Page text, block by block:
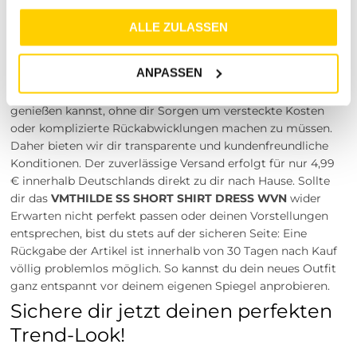
gesammelt haben.
ALLE ZULASSEN
ANPASSEN
Deine Einkaufs-Vorteile: Fairer
Versand und entspannte
Rückgabe
Wir möchten, dass du deinen Einkauf in vollen Zügen
genießen kannst, ohne dir Sorgen um versteckte Kosten
oder komplizierte Rückabwicklungen machen zu müssen.
Daher bieten wir dir transparente und kundenfreundliche
Konditionen. Der zuverlässige Versand erfolgt für nur 4,99
€ innerhalb Deutschlands direkt zu dir nach Hause. Sollte
dir dasVMTHILDE SS SHORT SHIRT DRESS WVN wider
Erwarten nicht perfekt passen oder deinen Vorstellungen
entsprechen, bist du stets auf der sicheren Seite: Eine
Rückgabe der Artikel ist innerhalb von 30 Tagen nach Kauf
völlig problemlos möglich. So kannst du dein neues Outfit
ganz entspannt vor deinem eigenen Spiegel anprobieren.
Sichere dir jetzt deinen perfekten
Trend-Look!